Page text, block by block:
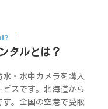
タルとは？
・水中カメラを購入
スです。北海道から
。全国の空港で受取